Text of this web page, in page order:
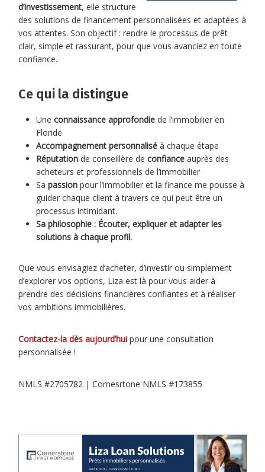
d’investissement, elle structure
des solutions de financement personnalisées et adaptées à
vos attentes. Son objectif : rendre le processus de prêt
clair, simple et rassurant, pour que vous avanciez en toute
confiance.
Ce qui la distingue
Uneconnaissance approfondie de l’immobilier en
Floride
Accompagnement personnalisé à chaque étape
Réputation de conseillère deconfiance auprès des
acheteurs et professionnels de l’immobilier
Sapassion pour l’immobilier et la finance me pousse à
guider chaque client à travers ce qui peut être un
processus intimidant.
Sa philosophie : Écouter, expliquer et adapter les
solutions à chaque profil.
Que vous envisagiez d’acheter, d’investir ou simplement
d’explorer vos options, Liza est là pour vous aider à
prendre des décisions financières confiantes et à réaliser
vos ambitions immobilières.
Contactez-la dès aujourd’hui pour une consultation
personnalisée !
NMLS #2705782 | Cornesrtone NMLS #173855